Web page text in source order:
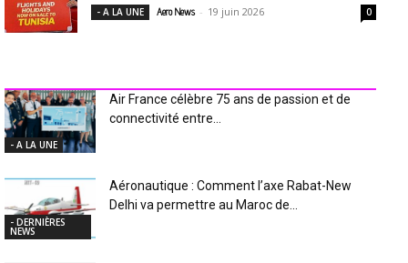
- A LA UNE Aero News - 19 juin 2026 0
- A LA UNE
Air France célèbre 75 ans de passion et de
connectivité entre...
- DERNIÈRES
NEWS
Aéronautique : Comment l’axe Rabat-New
Delhi va permettre au Maroc de...